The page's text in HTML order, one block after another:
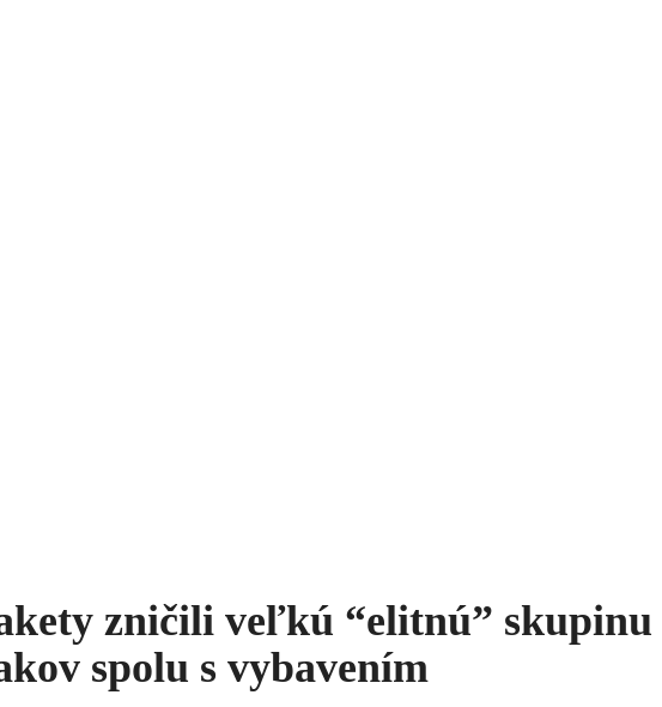
zničili veľkú “elitnú” skupinu
spolu s vybavením